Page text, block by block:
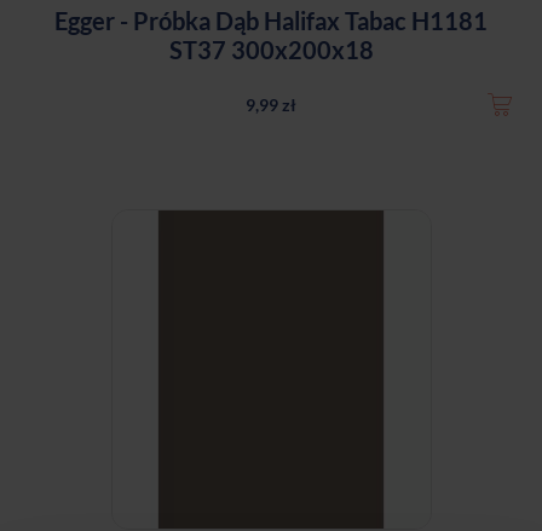
Egger - Próbka Dąb Halifax Tabac H1181
ST37 300x200x18
9,99 zł